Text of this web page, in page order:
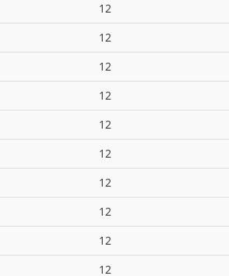
12
12
12
12
12
12
12
12
12
12